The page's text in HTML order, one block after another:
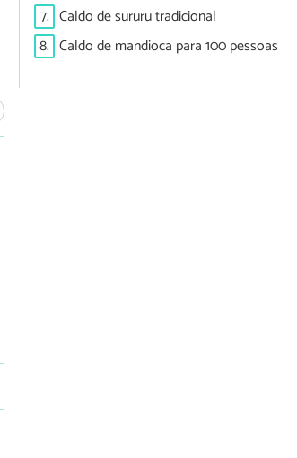
7. Caldo de sururu tradicional
8. Caldo de mandioca para 100 pessoas